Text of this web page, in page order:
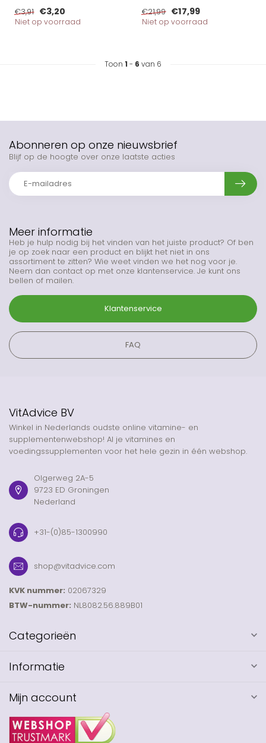
€3,91 €3,20
Niet op voorraad
€21,99 €17,99
Niet op voorraad
Toon 1 - 6 van 6
Meer informatie
Heb je hulp nodig bij het vinden van het juiste product? Of ben
je op zoek naar een product en blijkt het niet in ons
assortiment te zitten? Wie weet vinden we het nog voor je.
Neem dan contact op met onze klantenservice. Je kunt ons
bellen of mailen.
Klantenservice
FAQ
Abonneren op onze nieuwsbrief
Blijf op de hoogte over onze laatste acties
VitAdvice BV
Winkel in Nederlands oudste online vitamine- en
supplementenwebshop! Al je vitamines en
voedingssupplementen voor het hele gezin in één webshop.
Olgerweg 2A-5
9723 ED Groningen
Nederland
+31-(0)85-1300990
shop@vitadvice.com
KVK nummer: 02067329
BTW-nummer: NL8082.56.889B01
Categorieën
Informatie
Mijn account